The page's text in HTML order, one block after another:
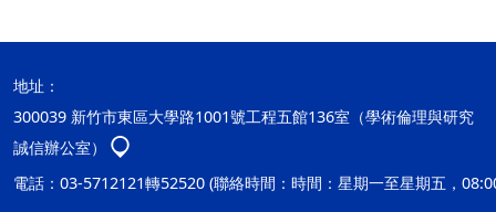
地址：
300039 新竹市東區大學路1001號工程五館136室（學術倫理與研究
誠信辦公室）
電話：03-5712121轉52520 (聯絡時間：時間：星期一至星期五，